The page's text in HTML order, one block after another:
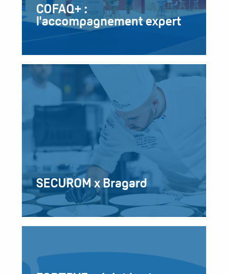
COFAQ+ :
l'accompagnement expert
SECUROM x Bragard